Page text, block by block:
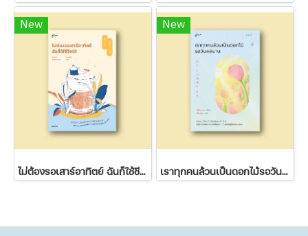
New
ไม่ต้องรอเสาร์อาทิตย์ ฉันก็ใช้ชีวิตได้
New
เราทุกคนล้วนเป็นดอกไม้รอวันผลิบาน